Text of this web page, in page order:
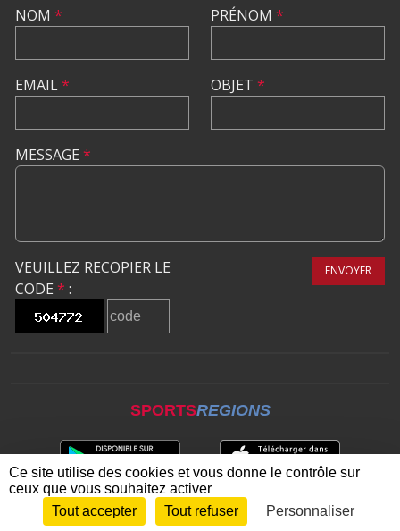
NOM *
EMAIL*
PRÉNOM *
OBJET *
MESSAGE *
VEUILLEZ RECOPIER LE
CODE * :
ENVOYER
SPORTSREGIONS
Envie de participer ? CONNEXION
Ce site utilise des cookies et vous donne le contrôle sur
ceux que vous souhaitez activer
Tout accepter
Tout refuser Personnaliser